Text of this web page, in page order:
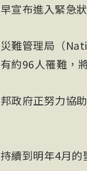
宣布進入緊急狀
難管理局（
約96人罹難，
政府正努力協
續到明年4月